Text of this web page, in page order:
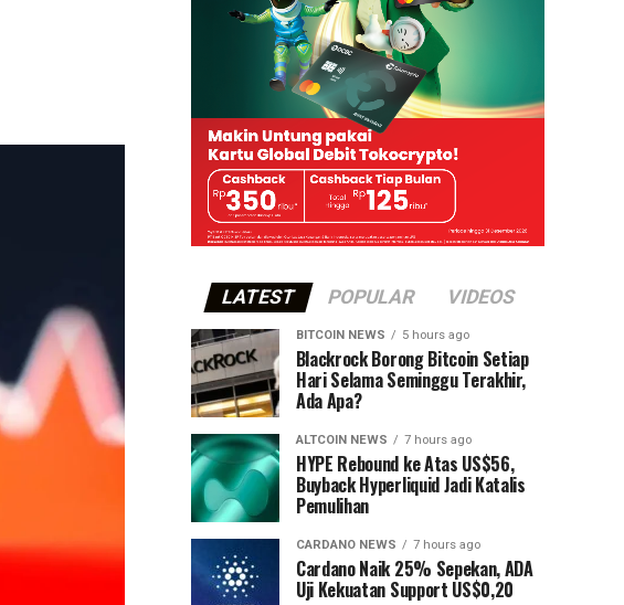
LATEST POPULAR VIDEOS
BITCOIN NEWS 5 hours ago
⁠Blackrock Borong Bitcoin Setiap
Hari Selama Seminggu Terakhir,
Ada Apa?
ALTCOIN NEWS 7 hours ago
HYPE Rebound ke Atas US$56,
Buyback Hyperliquid Jadi Katalis
Pemulihan
CARDANO NEWS 7 hours ago
Cardano Naik 25% Sepekan, ADA
Uji Kekuatan Support US$0,20